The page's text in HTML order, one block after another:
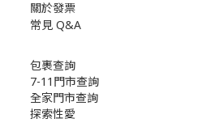
關於發票
常見 Q&A
包裹查詢
7-11門市查詢
全家門市查詢
探索性愛